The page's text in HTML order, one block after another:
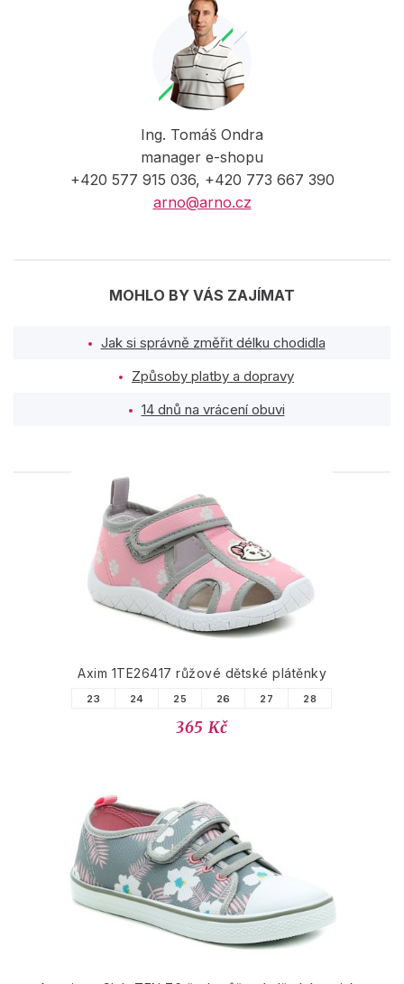
Ing. Tomáš Ondra
manager e-shopu
+420 577 915 036, +420 773 667 390
arno@arno.cz
MOHLO BY VÁS ZAJÍMAT
Jak si správně změřit délku chodidla
Způsoby platby a dopravy
14 dnů na vrácení obuvi
PODOBNÉ PRODUKTY
Axim 1TE26417 růžové dětské plátěnky
23 24 25 26 27 28
365 Kč